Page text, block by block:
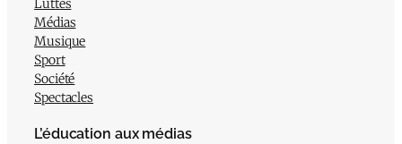
Luttes
Médias
Musique
Sport
Société
Spectacles
L’éducation aux médias